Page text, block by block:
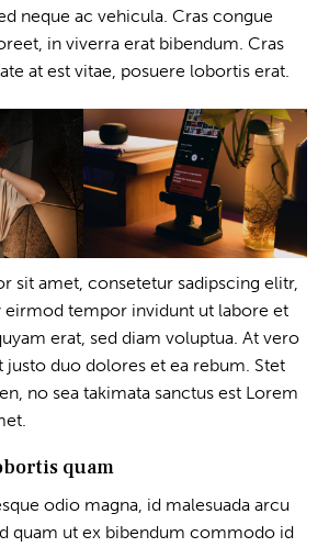
neque ac vehicula. Cras congue
in viverra erat bibendum. Cras
at est vitae, posuere lobortis erat.
sit amet, consetetur sadipscing elitr,
eirmod tempor invidunt ut labore et
erat, sed diam voluptua. At vero
justo duo dolores et ea rebum. Stet
no sea takimata sanctus est Lorem
quam
odio magna, id malesuada arcu
quam ut ex bibendum commodo id